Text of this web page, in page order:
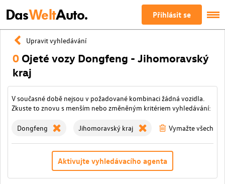
DasWeltAuto. Přihlásit se
Upravit vyhledávání
0 Ojeté vozy Dongfeng - Jihomoravský
kraj
V současné době nejsou v požadované kombinaci žádná vozidla.
Zkuste to znovu s menším nebo změněným kritériem vyhledávání:
Dongfeng Jihomoravský kraj Vymažte všechny
Aktivujte vyhledávacího agenta